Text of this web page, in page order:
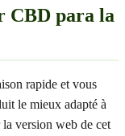
CBD para la
rapide et vous
le mieux adapté à
version web de cet